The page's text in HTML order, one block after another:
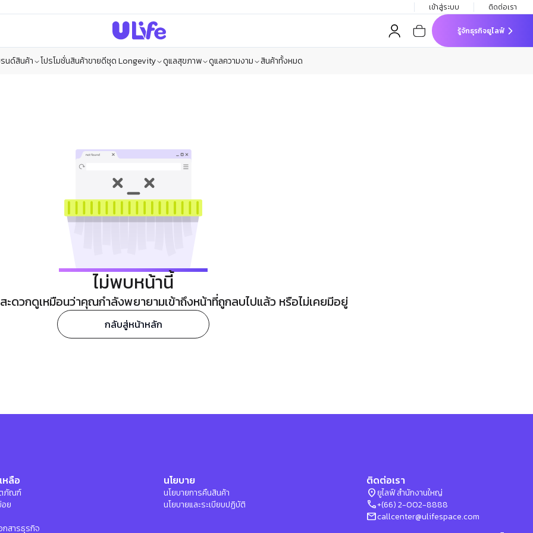
เข้าสู่ระบบ ติดต่อเรา
รู้จักธุรกิจยูไลฟ์
นด์สินค้า โปรโมชั่นสินค้าขายดีชุด Longevity ดูแลสุขภาพ ดูแลความงาม สินค้าทั้งหมด
ไม่พบหน้านี้
ะดวกดูเหมือนว่าคุณกำลังพยายามเข้าถึงหน้าที่ถูกลบไปแล้ว หรือไม่เคยมีอยู่
กลับสู่หน้าหลัก
หลือ
ภัณฑ์
ย
กสารธุรกิจ
นโยบาย
นโยบายการคืนสินค้า
นโยบายและระเบียบปฏิบัติ
ติดต่อเรา
location_onยูไลฟ์ สำนักงานใหญ่
phone+(66) 2-002-8888
mailcallcenter@ulifespace.com